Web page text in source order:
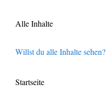
Alle Inhalte
Willst du alle Inhalte sehen?
Startseite